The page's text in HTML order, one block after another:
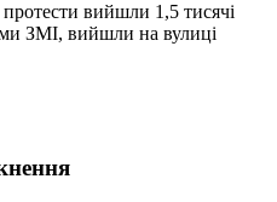
вийшли 1,5 тисячі
ЗМІ, вийшли на вулиці